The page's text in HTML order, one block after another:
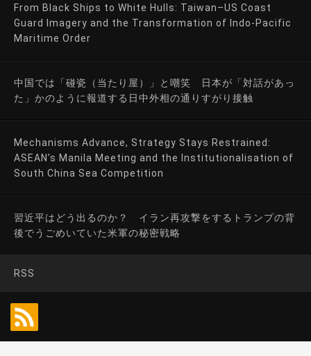
From Black Ships to White Hulls: Taiwan–US Coast
Guard Imagery and the Transformation of Indo-Pacific
Maritime Order
中国では「碰瓷（当たり屋）」と嘲笑 日本が「対話があっ
た」かのように報道する日中外相の通りすがり接触
Mechanisms Advance, Strategy Stays Restrained:
ASEAN’s Manila Meeting and the Institutionalisation of
South China Sea Competition
習近平はどう出るのか？ イラン再攻撃をするトランプの背
後でうごめいていた米軍の秘密戦略
RSS